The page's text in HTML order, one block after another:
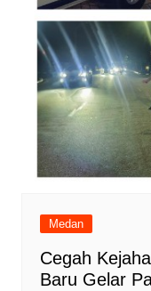
Medan
Cegah
Baru Gelar